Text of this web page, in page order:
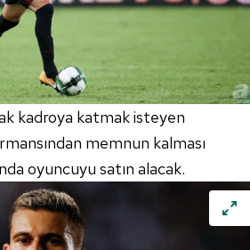
kadroya katmak isteyen
memnun kalması
oyuncuyu satın alacak.